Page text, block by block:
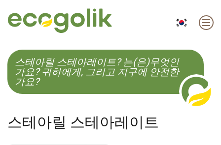
EN ES CS KO
스테아릴 스테아레이트? 는(은)무엇인
가요? 귀하에게, 그리고 지구에 안전한
가요?
스테아릴 스테아레이트